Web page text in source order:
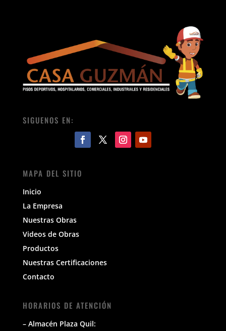
SIGUENOS EN:
MAPA DEL SITIO
Inicio
La Empresa
Nuestras Obras
Videos de Obras
Productos
Nuestras Certificaciones
Contacto
HORARIOS DE ATENCIÓN
– Almacén Plaza Quil: